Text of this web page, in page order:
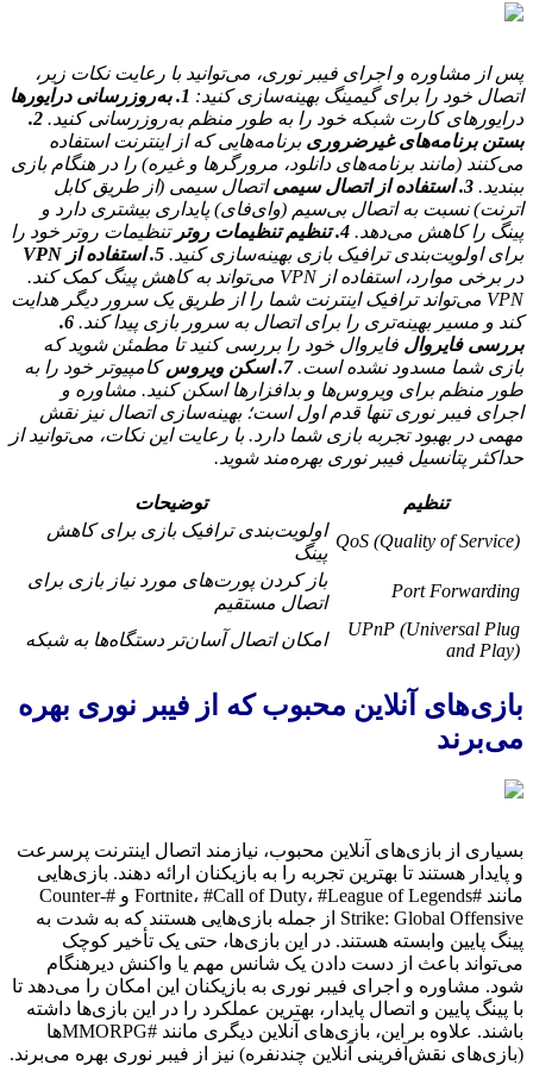
پس از مشاوره و اجرای فیبر نوری، می‌توانید با رعایت نکات زیر،
اتصال خود را برای گیمینگ بهینه‌سازی کنید: 1. به‌روزرسانی درایورها
درایورهای کارت شبکه خود را به طور منظم به‌روزرسانی کنید.
2.
بستن برنامه‌های غیرضروری برنامه‌هایی که از اینترنت استفاده
می‌کنند (مانند برنامه‌های دانلود، مرورگرها و غیره) را در هنگام بازی
ببندید. 3. استفاده از اتصال سیمی
اتصال سیمی (از طریق کابل
اترنت) نسبت به اتصال بی‌سیم (وای‌فای) پایداری بیشتری دارد و
پینگ را کاهش می‌دهد. 4. تنظیم تنظیمات روتر
تنظیمات روتر خود را
برای اولویت‌بندی ترافیک بازی بهینه‌سازی کنید. 5. استفاده از VPN
در برخی موارد، استفاده از VPN می‌تواند به کاهش پینگ کمک کند.
VPN می‌تواند ترافیک اینترنت شما را از طریق یک سرور دیگر هدایت
کند و مسیر بهینه‌تری را برای اتصال به سرور بازی پیدا کند.
6.
بررسی فایروال فایروال خود را بررسی کنید تا مطمئن شوید که
بازی شما مسدود نشده است.7. اسکن ویروس
کامپیوتر خود را به
طور منظم برای ویروس‌ها و بدافزارها اسکن کنید. مشاوره و
اجرای فیبر نوری تنها قدم اول است؛ بهینه‌سازی اتصال نیز نقش
مهمی در بهبود تجربه بازی شما دارد. با رعایت این نکات، می‌توانید از
حداکثر پتانسیل فیبر نوری بهره‌مند شوید.
تنظیم
توضیحات
QoS (Quality of Service)
اولویت‌بندی ترافیک بازی برای کاهش
پینگ
Port Forwarding
باز کردن پورت‌های مورد نیاز بازی برای
اتصال مستقیم
UPnP (Universal Plug
and Play)
امکان اتصال آسان‌تر دستگاه‌ها به شبکه
بازی‌های آنلاین محبوب که از فیبر نوری بهره
می‌برند
بسیاری از بازی‌های آنلاین محبوب، نیازمند اتصال اینترنت پرسرعت
و پایدار هستند تا بهترین تجربه را به بازیکنان ارائه دهند. بازی‌هایی
مانند #Fortnite، #Call of Duty، #League of Legends و #Counter-
Strike: Global Offensive از جمله بازی‌هایی هستند که به شدت به
پینگ پایین وابسته هستند. در این بازی‌ها، حتی یک تأخیر کوچک
می‌تواند باعث از دست دادن یک شانس مهم یا واکنش دیرهنگام
شود. مشاوره و اجرای فیبر نوری به بازیکنان این امکان را می‌دهد تا
با پینگ پایین و اتصال پایدار، بهترین عملکرد را در این بازی‌ها داشته
باشند. علاوه بر این، بازی‌های آنلاین دیگری مانند #MMORPGها
(بازی‌های نقش‌آفرینی آنلاین چندنفره) نیز از فیبر نوری بهره می‌برند.